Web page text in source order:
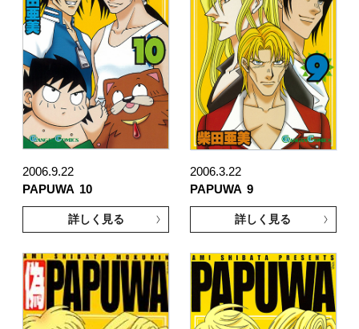
2006.9.22
PAPUWA 10
詳しく見る
2006.3.22
PAPUWA 9
詳しく見る